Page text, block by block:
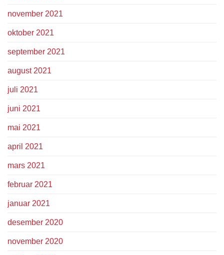
november 2021
oktober 2021
september 2021
august 2021
juli 2021
juni 2021
mai 2021
april 2021
mars 2021
februar 2021
januar 2021
desember 2020
november 2020